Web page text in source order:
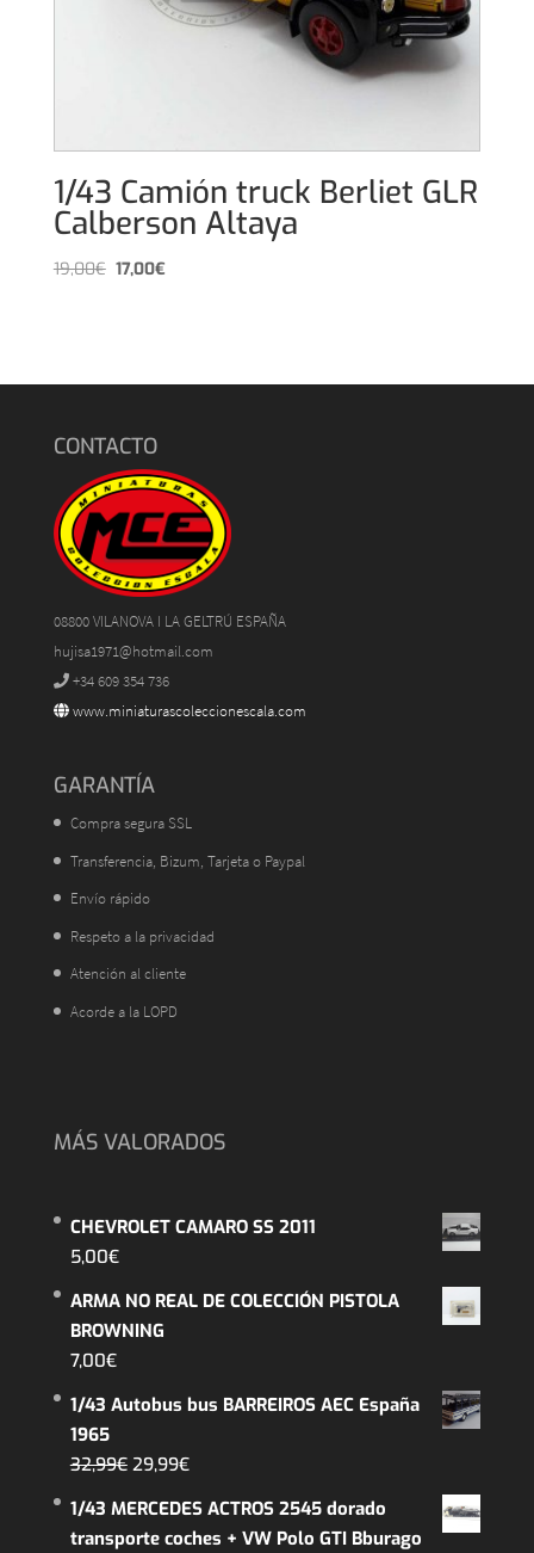
1/43 Camión truck Berliet GLR
Calberson Altaya
19,00€El17,00€El
CONTACTO
08800 VILANOVA I LA GELTRÚ ESPAÑA
hujisa1971@hotmail.com
+34 609 354 736
www.miniaturascoleccionescala.com
GARANTÍA
Compra segura SSL
Transferencia, Bizum, Tarjeta o Paypal
Envío rápido
Respeto a la privacidad
Atención al cliente
Acorde a la LOPD
MÁS VALORADOS
CHEVROLET CAMARO SS 2011
5,00€
ARMA NO REAL DE COLECCIÓN PISTOLA
BROWNING
7,00€
1/43 Autobus bus BARREIROS AEC España
1965
32,99€ El
29,99€El
1/43 MERCEDES ACTROS 2545 dorado
transporte coches + VW Polo GTI Bburago